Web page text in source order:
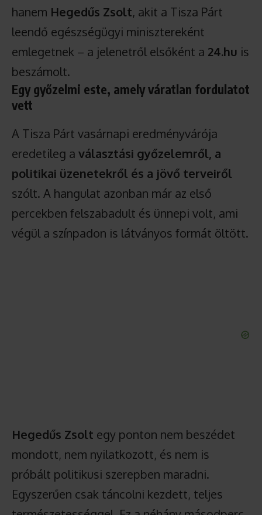
hanem Hegedűs Zsolt, akit a Tisza Párt
leendő egészségügyi minisztereként
emlegetnek – a jelenetről elsőként a 24.hu is
beszámolt.
Egy győzelmi este, amely váratlan fordulatot
vett
A Tisza Párt vasárnapi eredményvárója
eredetileg a választási győzelemről, a
politikai üzenetekről és a jövő terveiről
szólt. A hangulat azonban már az első
percekben felszabadult és ünnepi volt, ami
végül a színpadon is látványos formát öltött.
Hegedűs Zsolt egy ponton nem beszédet
mondott, nem nyilatkozott, és nem is
próbált politikusi szerepben maradni.
Egyszerűen csak táncolni kezdett, teljes